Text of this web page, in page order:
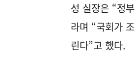
성 실장은 “정
라며 “국회가
린다”고 했다.